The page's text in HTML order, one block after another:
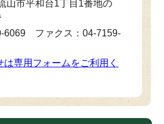
市平和台1丁目1番地の
6069 ファクス：04-7159-
は専用フォームをご利用く